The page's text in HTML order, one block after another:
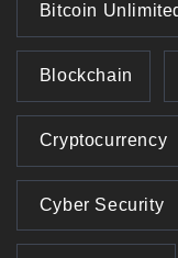
Bitcoin
Blockchain
Cryptocurrency
Cyber Security